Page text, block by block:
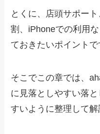
とくに、店頭サポー
割、iPhoneでの利用
ておきたいポイントで
そこでこの章では、
に見落としやすい落
すいように整理して解